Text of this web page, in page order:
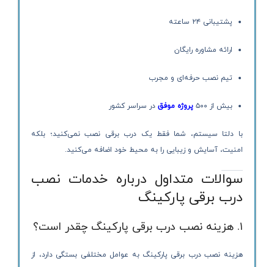
پشتیبانی ۲۴ ساعته
ارائه مشاوره رایگان
تیم نصب حرفه‌ای و مجرب
بیش از ۵۰۰ پروژه موفق در سراسر کشور
با دلتا سیستم، شما فقط یک درب برقی نصب نمی‌کنید؛ بلکه
امنیت، آسایش و زیبایی را به محیط خود اضافه می‌کنید.
سوالات متداول درباره خدمات نصب
درب برقی پارکینگ
۱. هزینه نصب درب برقی پارکینگ چقدر است؟
هزینه نصب درب برقی پارکینگ به عوامل مختلفی بستگی دارد، از